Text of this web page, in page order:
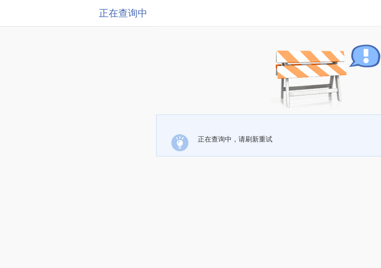
正在查询中
正在查询中，请刷新重试